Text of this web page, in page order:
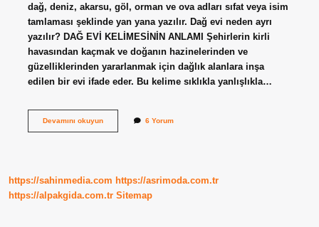
dağ, deniz, akarsu, göl, orman ve ova adları sıfat veya isim
tamlaması şeklinde yan yana yazılır. Dağ evi neden ayrı
yazılır? DAĞ EVİ KELİMESİNİN ANLAMI Şehirlerin kirli
havasından kaçmak ve doğanın hazinelerinden ve
güzelliklerinden yararlanmak için dağlık alanlara inşa
edilen bir evi ifade eder. Bu kelime sıklıkla yanlışlıkla…
Devamını okuyunHangi
6 Yorum
https://sahinmedia.com https://asrimoda.com.tr
https://alpakgida.com.tr Sitemap